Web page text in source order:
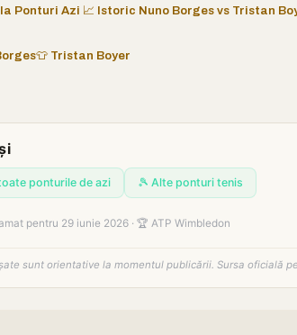
Ponturi Azi 📈 Istoric Nuno Borges vs Tristan
👕 Tristan Boyer
ponturile de azi 🎾 Alte ponturi tenis
pentru 29 iunie 2026 · 🏆 ATP Wimbledon
sunt orientative la momentul publicării. Sursa oficială